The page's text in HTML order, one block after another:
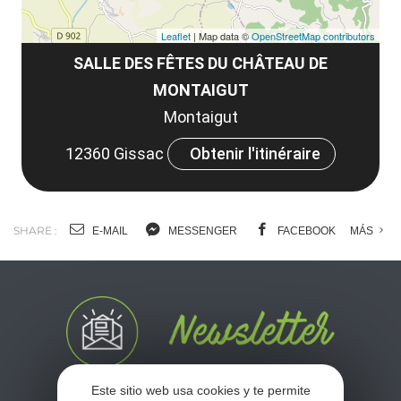
SALLE DES FÊTES DU CHÂTEAU DE
MONTAIGUT
Montaigut
12360 Gissac
Obtenir l'itinéraire
Leaflet | Map data ©OpenStreetMap contributors
SHARE : E-MAIL MESSENGER FACEBOOK MÁS
Este sitio web usa cookies y te permite